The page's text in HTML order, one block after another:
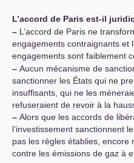
L’accord de Paris est-il
– L’accord de Paris ne
engagements contraignants et
engagements sont faiblement
– Aucun mécanisme de
sanctionner les États qui ne
insuffisants, qui ne les
refuseraient de revoir à la
– Alors que les accords de
l’investissement sanctionnent
pas les règles établies, encore
contre les émissions de gaz à